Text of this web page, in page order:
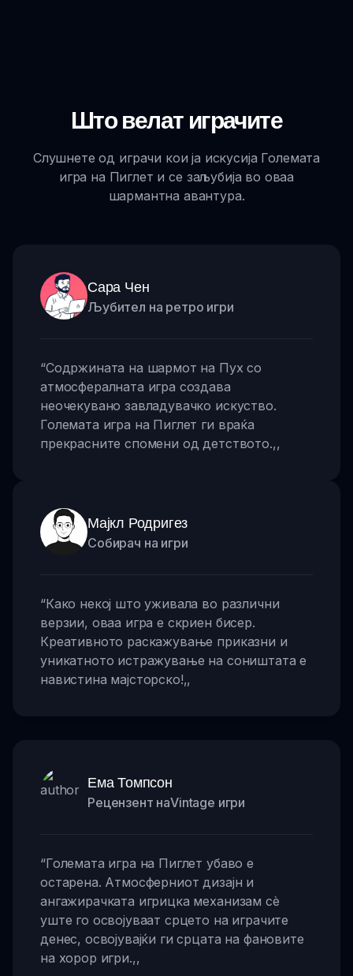
Што велат играчите
Слушнете од играчи кои ја искусија Големата
игра на Пиглет и се заљубија во оваа
шармантна авантура.
Сара Чен
Љубител на ретро игри
“Содржината на шармот на Пух со
атмосфералната игра создава
неочекувано завладувачко искуство.
Големата игра на Пиглет ги враќа
прекрасните спомени од детството.,,
Мајкл Родригез
Собирач на игри
“Како некој што уживала во различни
верзии, оваа игра е скриен бисер.
Креативното раскажување приказни и
уникатното истражување на соништата е
навистина мајсторско!,,
Ема Томпсон
Рецензент наVintage игри
“Големата игра на Пиглет убаво е
остарена. Атмосферниот дизајн и
ангажирачката игрицка механизам сè
уште го освојуваат срцето на играчите
денес, освојувајќи ги срцата на фановите
на хорор игри.,,